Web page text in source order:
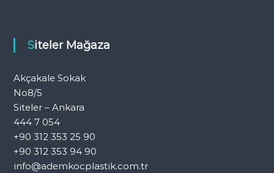
Siteler Mağaza
Akçakale Sokak
No8/5
Siteler – Ankara
444 7 054
+90 312 353 25 90
+90 312 353 94 90
info@ademkocplastik.com.tr